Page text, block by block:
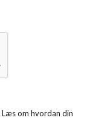
Læs om hvordan din